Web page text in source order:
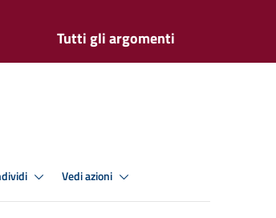
Tutti gli argomenti
Vedi azioni